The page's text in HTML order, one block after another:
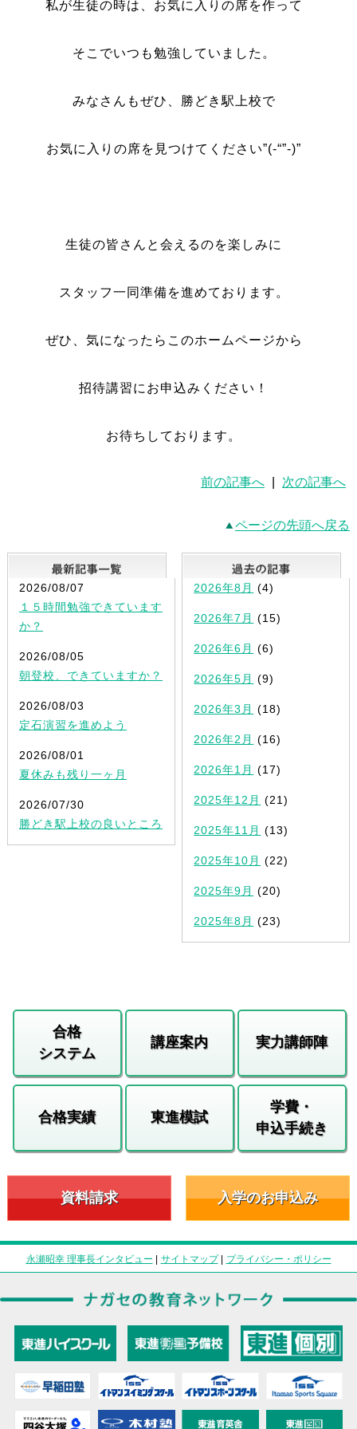
私が生徒の時は、お気に入りの席を作って
そこでいつも勉強していました。
みなさんもぜひ、勝どき駅上校で
お気に入りの席を見つけてください”(-“”-)”
生徒の皆さんと会えるのを楽しみに
スタッフ一同準備を進めております。
ぜひ、気になったらこのホームページから
招待講習にお申込みください！
お待ちしております。
前の記事へ 次の記事へ
ページの先頭へ戻る
最新記事一覧
2026/08/07
１５時間勉強できています
か？
2026/08/05
朝登校、できていますか？
2026/08/03
定石演習を進めよう
2026/08/01
夏休みも残り一ヶ月
2026/07/30
勝どき駅上校の良いところ
2026年8月 (4)
2026年7月 (15)
2026年6月 (6)
2026年5月 (9)
2026年3月 (18)
2026年2月 (16)
2026年1月 (17)
2025年12月 (21)
2025年11月 (13)
2025年10月 (22)
2025年9月 (20)
2025年8月 (23)
合格
システム
講座案内 実力講師陣
合格実績 東進模試
学費・
申込手続き
資料請求 入学のお申込み
永瀬昭幸 理事長インタビュー | サイトマップ| プライバシー・ポリシー